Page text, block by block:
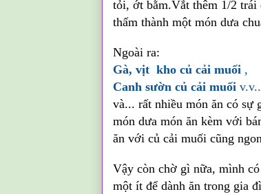
tỏi, ớt bằm.Vắt thêm 1/2
thấm thành một món dưa
Ngoài ra:
Gà, vịt kho củ cải muối,
Canh sườn củ cải muối
và... rất nhiều món ăn có sự
món dưa món ăn kèm với
ăn với củ cải muối cũng
Vậy còn chờ gì nữa, mình
một ít để dành ăn trong gia